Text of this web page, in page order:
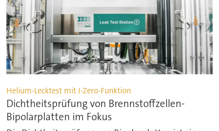
Helium-Lecktest mit I-Zero-Funktion
Dichtheitsprüfung von Brennstoffzellen-
Bipolarplatten im Fokus